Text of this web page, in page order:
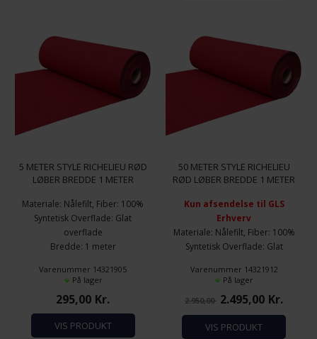
5 METER STYLE RICHELIEU RØD
LØBER BREDDE 1 METER
Materiale: Nålefilt, Fiber: 100%
Syntetisk Overflade: Glat
overflade
Bredde: 1 meter
Brandhæmmende: Bfl-
S/EN13501-1
Totalvægt 300 gram/m2
Varenummer 14321905
På lager
295,00 Kr.
VIS PRODUKT
50 METER STYLE RICHELIEU
RØD LØBER BREDDE 1 METER
Kun afsendelse til GLS
Erhverv
Materiale: Nålefilt, Fiber: 100%
Syntetisk Overflade: Glat
Bredde: 1 meter
Længde: 50 meter
Brandhæmmende: Bfl-
S/EN13501-1
Totalvægt 300 gram/m2
Varenummer 14321912
På lager
2.950,00 2.495,00 Kr.
VIS PRODUKT